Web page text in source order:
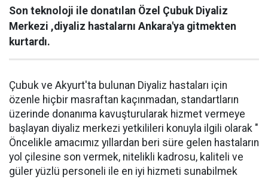
Son teknoloji ile donatılan Özel Çubuk Diyaliz
Merkezi ,diyaliz hastalarnı Ankara'ya gitmekten
kurtardı.
Çubuk ve Akyurt'ta bulunan Diyaliz hastaları için
özenle hiçbir masraftan kaçınmadan, standartların
üzerinde donanıma kavuşturularak hizmet vermeye
başlayan diyaliz merkezi yetkilileri konuyla ilgili olarak "
Öncelikle amacımız yıllardan beri süre gelen hastaların
yol çilesine son vermek, nitelikli kadrosu, kaliteli ve
güler yüzlü personeli ile en iyi hizmeti sunabilmek